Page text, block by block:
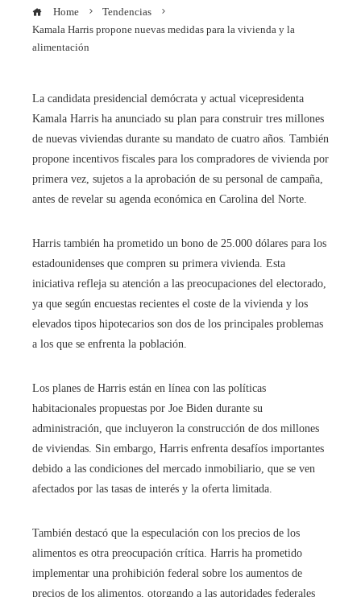
Home
Tendencias
Kamala Harris propone nuevas medidas para la vivienda y la
alimentación
La candidata presidencial demócrata y actual vicepresidenta
Kamala Harris ha anunciado su plan para construir tres millones
de nuevas viviendas durante su mandato de cuatro años. También
propone incentivos fiscales para los compradores de vivienda por
primera vez, sujetos a la aprobación de su personal de campaña,
antes de revelar su agenda económica en Carolina del Norte.
Harris también ha prometido un bono de 25.000 dólares para los
estadounidenses que compren su primera vivienda. Esta
iniciativa refleja su atención a las preocupaciones del electorado,
ya que según encuestas recientes el coste de la vivienda y los
elevados tipos hipotecarios son dos de los principales problemas
a los que se enfrenta la población.
Los planes de Harris están en línea con las políticas
habitacionales propuestas por Joe Biden durante su
administración, que incluyeron la construcción de dos millones
de viviendas. Sin embargo, Harris enfrenta desafíos importantes
debido a las condiciones del mercado inmobiliario, que se ven
afectados por las tasas de interés y la oferta limitada.
También destacó que la especulación con los precios de los
alimentos es otra preocupación crítica. Harris ha prometido
implementar una prohibición federal sobre los aumentos de
precios de los alimentos, otorgando a las autoridades federales